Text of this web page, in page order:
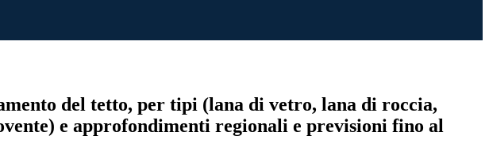
del tetto, per tipi (lana di vetro, lana di roccia,
e approfondimenti regionali e previsioni fino al